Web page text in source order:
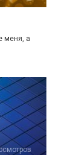
меня, а